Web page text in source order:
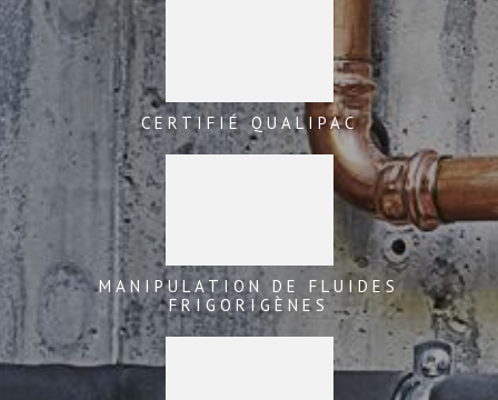
CERTIFIÉ QUALIPAC
MANIPULATION DE FLUIDES
FRIGORIGÈNES